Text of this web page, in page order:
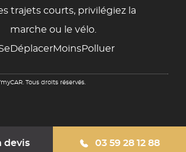
devis 03 59 28 12 88
trajets courts, privilégiez la
marche ou le vélo.
Tous droits réservés.